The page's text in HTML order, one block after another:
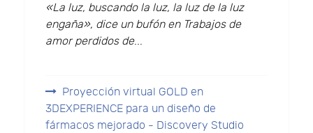
«La luz, buscando la luz, la luz de la luz
engaña», dice un bufón en Trabajos de
amor perdidos de...
Proyección virtual GOLD en
3DEXPERIENCE para un diseño de
fármacos mejorado - Discovery Studio